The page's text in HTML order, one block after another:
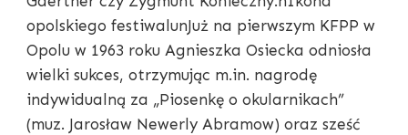
opolskiego festiwalunJuż na pierwszym KFPP w
Opolu w 1963 roku Agnieszka Osiecka odniosła
wielki sukces, otrzymując m.in. nagrodę
indywidualną za „Piosenkę o okularnikach”
(muz. Jarosław Newerly Abramow) oraz sześć